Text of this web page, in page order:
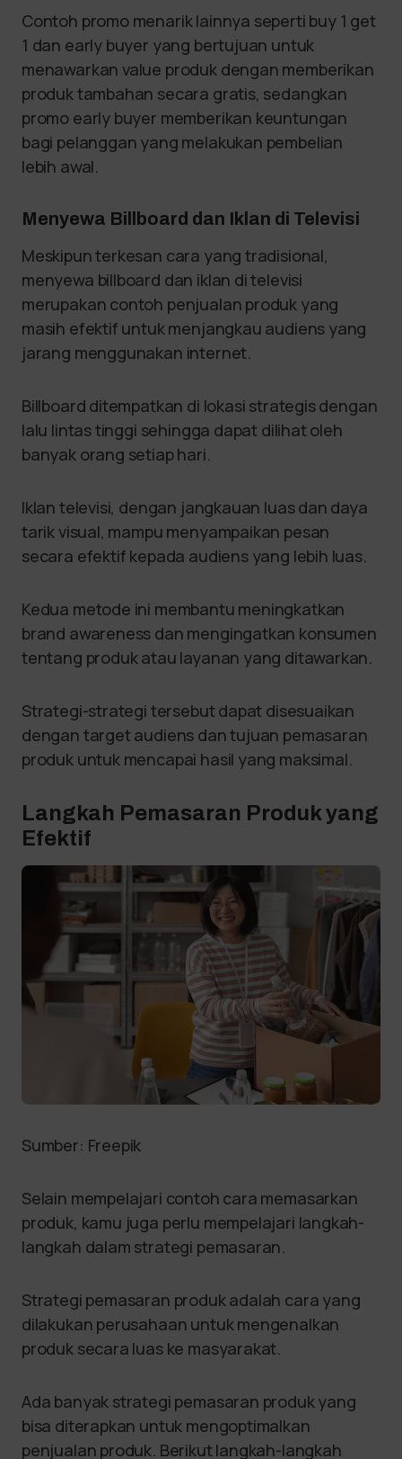
Contoh promo menarik lainnya seperti buy 1 get
1 dan early buyer yang bertujuan untuk
menawarkan value produk dengan memberikan
produk tambahan secara gratis, sedangkan
promo early buyer memberikan keuntungan
bagi pelanggan yang melakukan pembelian
lebih awal.
Menyewa Billboard dan Iklan di Televisi
Meskipun terkesan cara yang tradisional,
menyewa billboard dan iklan di televisi
merupakan contoh penjualan produk yang
masih efektif untuk menjangkau audiens yang
jarang menggunakan internet.
Billboard ditempatkan di lokasi strategis dengan
lalu lintas tinggi sehingga dapat dilihat oleh
banyak orang setiap hari.
Iklan televisi, dengan jangkauan luas dan daya
tarik visual, mampu menyampaikan pesan
secara efektif kepada audiens yang lebih luas.
Kedua metode ini membantu meningkatkan
brand awareness dan mengingatkan konsumen
tentang produk atau layanan yang ditawarkan.
Strategi-strategi tersebut dapat disesuaikan
dengan target audiens dan tujuan pemasaran
produk untuk mencapai hasil yang maksimal.
Langkah Pemasaran Produk yang
Efektif
Sumber: Freepik
Selain mempelajari contoh cara memasarkan
produk, kamu juga perlu mempelajari langkah-
langkah dalam strategi pemasaran.
Strategi pemasaran produk adalah cara yang
dilakukan perusahaan untuk mengenalkan
produk secara luas ke masyarakat.
Ada banyak strategi pemasaran produk yang
bisa diterapkan untuk mengoptimalkan
penjualan produk. Berikut langkah-langkah